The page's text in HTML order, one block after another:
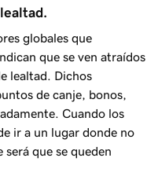
globales que
que se ven atraídos
lealtad. Dichos
de canje, bonos,
Cuando los
ir a un lugar donde no
que se queden